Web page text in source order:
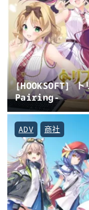
[HOOKSOFT]
Pairing-
ADV 商社